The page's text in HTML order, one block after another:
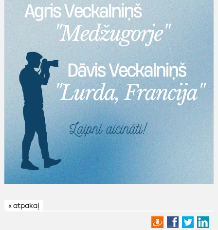
« atpakaļ